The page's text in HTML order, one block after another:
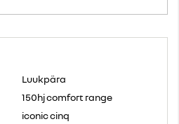
Luukpära
150hj comfort range
iconic cinq